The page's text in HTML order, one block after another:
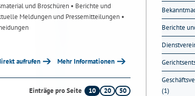
und Broschüren • Berichte und
Meldungen und Pressemitteilungen •
aufrufen Mehr Informationen
Einträge pro Seite 10 20 50
Berichte
(1)